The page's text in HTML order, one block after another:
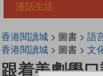
漫話生活
香港閱讀城> 圖書 > 語
香港閱讀城> 圖書 > 文
跟着美劇學